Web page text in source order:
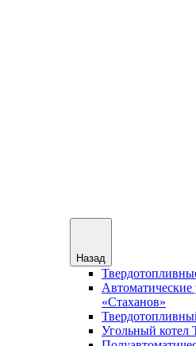
Назад
«Стаханов»
Угольный